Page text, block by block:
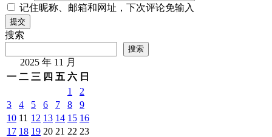
记住昵称、邮箱和网址，下次评论免输入
提交
搜索
搜索
2025 年 11 月
一 二 三 四 五 六 日
1
2
3
4 5 6 7 8
9
10 11 12 13 14 15 16
17 18 19 20 21 22 23